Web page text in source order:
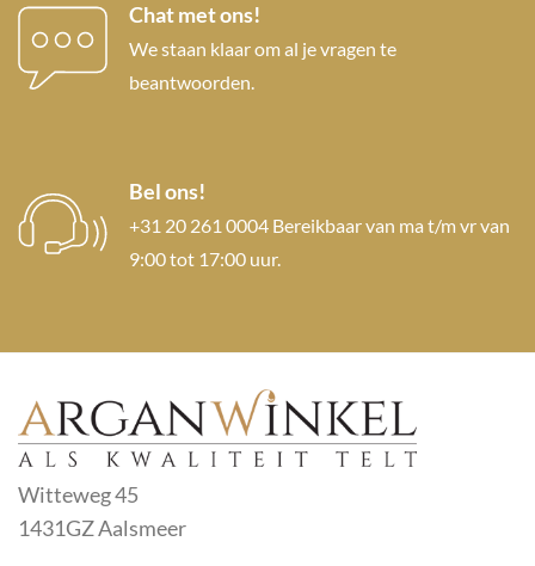
Chat met ons!
We staan klaar om al je vragen te
beantwoorden.
Bel ons!
+31 20 261 0004 Bereikbaar van ma t/m vr van
9:00 tot 17:00 uur.
Witteweg 45
1431GZ Aalsmeer